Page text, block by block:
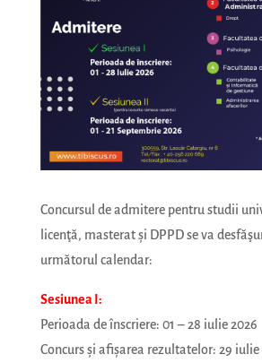
Concursul de admitere pentru studii
licenţă, masterat și DPPD se va
următorul calendar:
Sesiunea I:
Perioada de înscriere: 01 – 28 iulie 2026
Concurs şi afişarea rezultatelor: 29 iulie